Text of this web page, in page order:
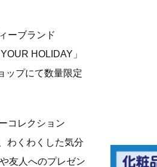
ーブランド
HOLIDAY」
ップにて数量限定
コレクション
わくわくした気分
友人へのプレゼン